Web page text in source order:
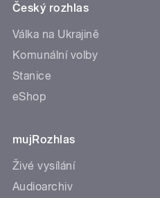
Český rozhlas
Válka na Ukrajině
Komunální volby
Stanice
eShop
mujRozhlas
Živé vysílání
Audioarchiv